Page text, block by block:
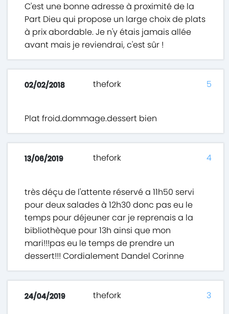
C'est une bonne adresse à proximité de la
Part Dieu qui propose un large choix de plats
à prix abordable. Je n'y étais jamais allée
avant mais je reviendrai, c'est sûr !
02/02/2018 thefork
Plat froid.dommage.dessert bien
5
13/06/2019 thefork
très déçu de l'attente réservé a 11h50 servi
pour deux salades à 12h30 donc pas eu le
temps pour déjeuner car je reprenais a la
bibliothèque pour 13h ainsi que mon
mari!!!pas eu le temps de prendre un
dessert!!! Cordialement Dandel Corinne
4
24/04/2019 thefork 3